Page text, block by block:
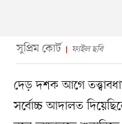
সুপ্রিম কোর্ট ফাইল ছবি
দেড় দশক আগে
সর্বোচ্চ আদালত